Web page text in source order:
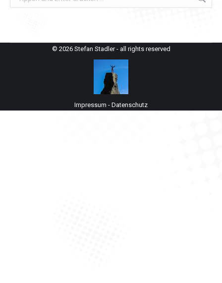
© 2026 Stefan Stadler - all rights reserved
Impressum - Datenschutz